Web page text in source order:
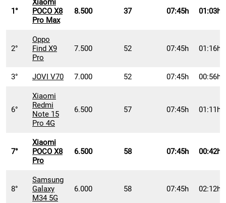
1°
POCO X8
Pro Max
8.500 37 07:45h 01:03h
2°
Oppo
Find X9
Pro
7.500 52 07:45h 01:16h
3° JOVI V70 7.000 52 07:45h 00:56h
6°
Xiaomi
Redmi
Note 15
Pro 4G
6.500 57 07:45h 01:11h
7°
Xiaomi
POCO X8
Pro
6.500 58 07:45h 00:42h
8°
Samsung
Galaxy
M34 5G
6.000 58 07:45h 02:12h